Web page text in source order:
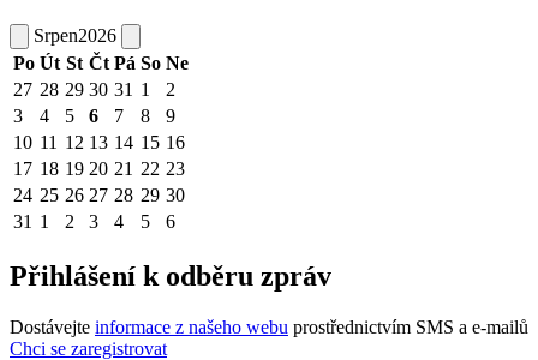
Srpen2026
Po Út St Čt Pá So Ne
27 28 29 30 31 1
2
3
4 5 6 7 8
9
10 11 12 13 14 15 16
17 18 19 20 21 22 23
24 25 26 27 28 29 30
31 1 2 3 4 5 6
Přihlášení k odběru zpráv
Dostávejte informace z našeho webu prostřednictvím SMS a e-mailů
Chci se zaregistrovat